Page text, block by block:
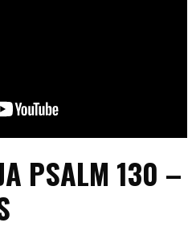
PSALM 130 –